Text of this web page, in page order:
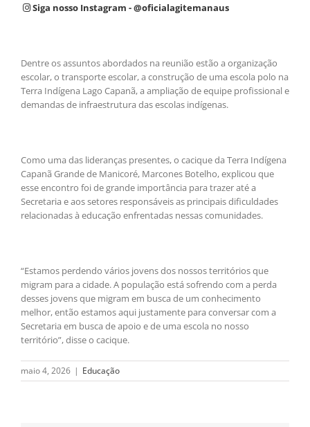
Siga nosso Instagram - @oficialagitemanaus
Dentre os assuntos abordados na reunião estão a organização
escolar, o transporte escolar, a construção de uma escola polo na
Terra Indígena Lago Capanã, a ampliação de equipe profissional e
demandas de infraestrutura das escolas indígenas.
Como uma das lideranças presentes, o cacique da Terra Indígena
Capanã Grande de Manicoré, Marcones Botelho, explicou que
esse encontro foi de grande importância para trazer até a
Secretaria e aos setores responsáveis as principais dificuldades
relacionadas à educação enfrentadas nessas comunidades.
“Estamos perdendo vários jovens dos nossos territórios que
migram para a cidade. A população está sofrendo com a perda
desses jovens que migram em busca de um conhecimento
melhor, então estamos aqui justamente para conversar com a
Secretaria em busca de apoio e de uma escola no nosso
território”, disse o cacique.
maio 4, 2026 | Educação